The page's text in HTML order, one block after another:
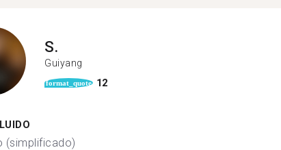
S.
Guiyang
format_quote 12
(simplificado)